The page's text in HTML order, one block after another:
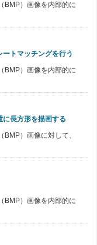
BMP）画像を内部的に
ートマッチングを行う
BMP）画像を内部的に
に長方形を描画する
）画像に対して、
BMP）画像を内部的に